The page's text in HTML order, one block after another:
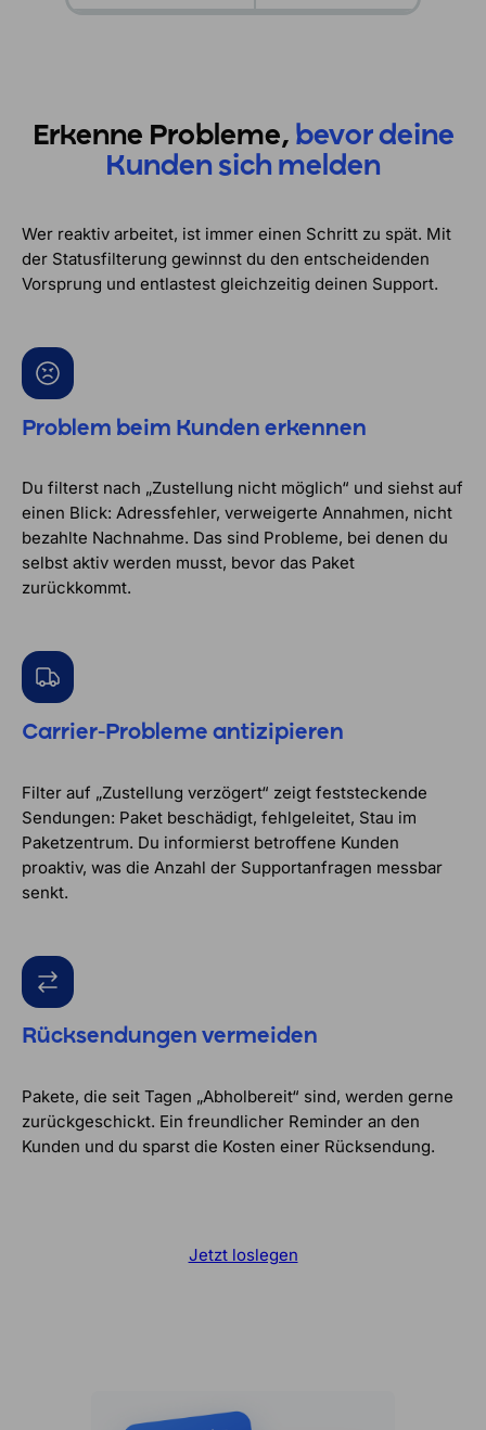
Erkenne Probleme, bevor deine
Kunden sich melden
Wer reaktiv arbeitet, ist immer einen Schritt zu spät. Mit
der Statusfilterung gewinnst du den entscheidenden
Vorsprung und entlastest gleichzeitig deinen Support.
Problem beim Kunden erkennen
Du filterst nach „Zustellung nicht möglich“ und siehst auf
einen Blick: Adressfehler, verweigerte Annahmen, nicht
bezahlte Nachnahme. Das sind Probleme, bei denen du
selbst aktiv werden musst, bevor das Paket
zurückkommt.
Carrier-Probleme antizipieren
Filter auf „Zustellung verzögert“ zeigt feststeckende
Sendungen: Paket beschädigt, fehlgeleitet, Stau im
Paketzentrum. Du informierst betroffene Kunden
proaktiv, was die Anzahl der Supportanfragen messbar
senkt.
Rücksendungen vermeiden
Pakete, die seit Tagen „Abholbereit“ sind, werden gerne
zurückgeschickt. Ein freundlicher Reminder an den
Kunden und du sparst die Kosten einer Rücksendung.
Jetzt loslegen